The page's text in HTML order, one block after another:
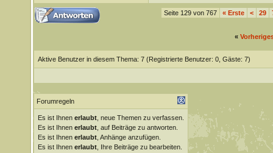
Seite 129 von 767 «Erste < 29
«
Aktive Benutzer in diesem Thema: 7 (Registrierte Benutzer: 0, Gäste: 7)
Forumregeln
Es ist Ihnen erlaubt, neue Themen zu verfassen.
Es ist Ihnen erlaubt, auf Beiträge zu antworten.
Es ist Ihnen erlaubt, Anhänge anzufügen.
Es ist Ihnen erlaubt, Ihre Beiträge zu bearbeiten.